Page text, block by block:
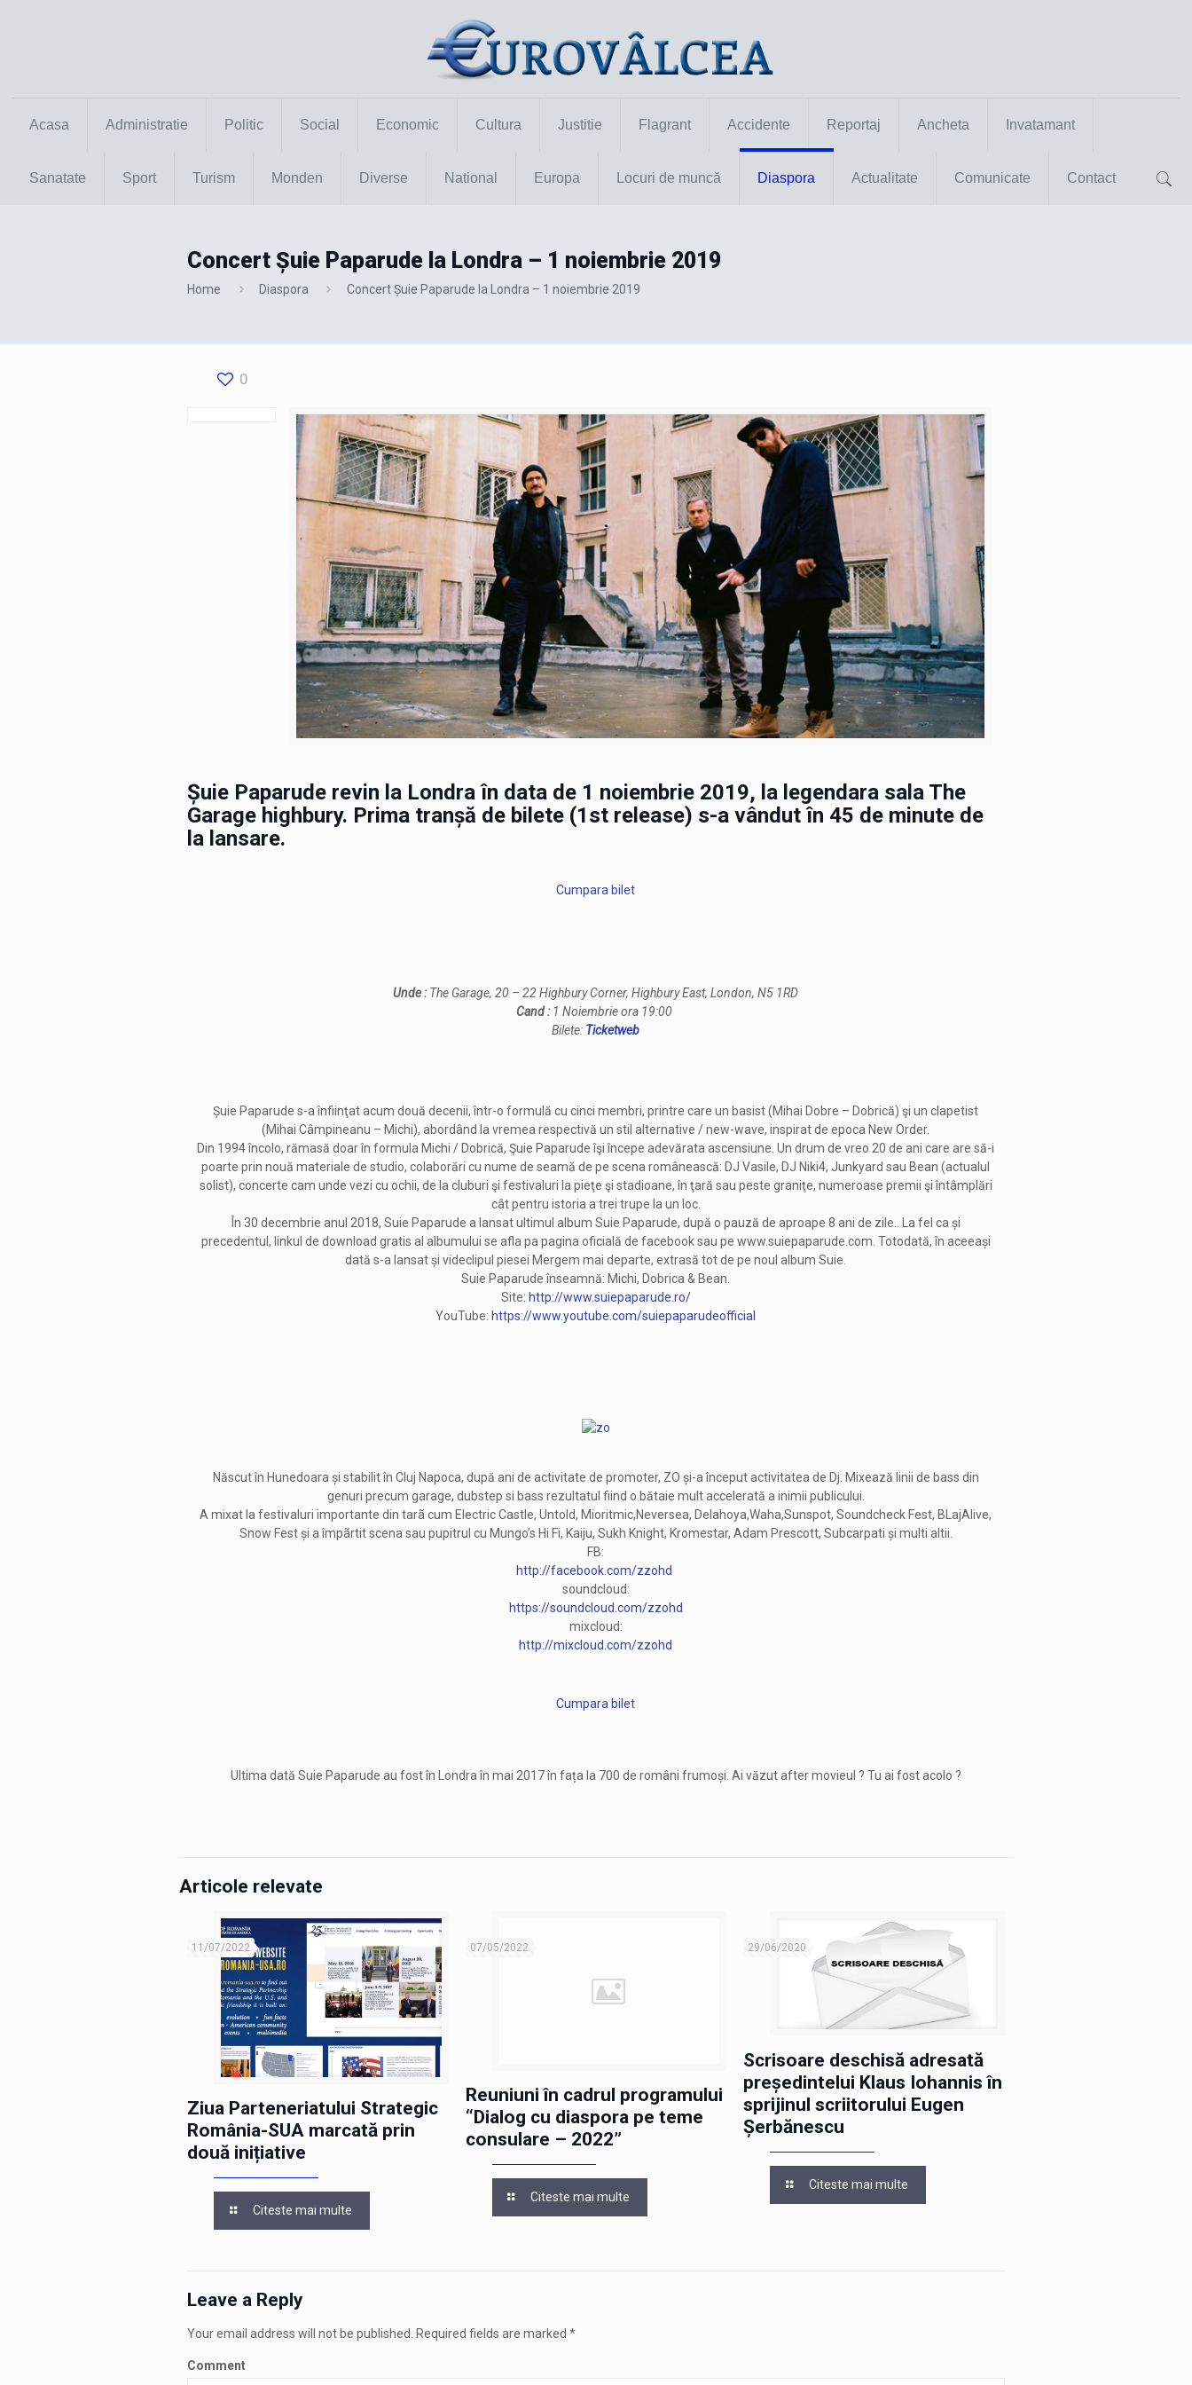
Acasa Administratie Politic Social Economic Cultura Justitie Flagrant Accidente Reportaj Ancheta Invatamant
Sanatate Sport Turism Monden Diverse National Europa Locuri de muncă Diaspora Actualitate Comunicate Contact
Concert Șuie Paparude la Londra – 1 noiembrie 2019
Home Diaspora Concert Șuie Paparude la Londra – 1 noiembrie 2019
0
Șuie Paparude revin la Londra în data de 1 noiembrie 2019, la legendara sala The
Garage highbury. Prima tranșă de bilete (1st release) s-a vândut în 45 de minute de
la lansare.
Cumpara bilet
Unde :The Garage, 20 – 22 Highbury Corner, Highbury East, London, N5 1RD
Cand :1 Noiembrie ora 19:00
Bilete: Ticketweb
Șuie Paparude s-a înfiinţat acum două decenii, într-o formulă cu cinci membri, printre care un basist (Mihai Dobre – Dobrică) şi un clapetist
(Mihai Câmpineanu – Michi), abordând la vremea respectivă un stil alternative / new-wave, inspirat de epoca New Order.
Din 1994 încolo, rămasă doar în formula Michi / Dobrică, Şuie Paparude îşi începe adevărata ascensiune. Un drum de vreo 20 de ani care are să-i
poarte prin nouă materiale de studio, colaborări cu nume de seamă de pe scena românească: DJ Vasile, DJ Niki4, Junkyard sau Bean (actualul
solist), concerte cam unde vezi cu ochii, de la cluburi şi festivaluri la pieţe şi stadioane, în ţară sau peste graniţe, numeroase premii şi întâmplări
cât pentru istoria a trei trupe la un loc.
În 30 decembrie anul 2018, Suie Paparude a lansat ultimul album Suie Paparude, după o pauză de aproape 8 ani de zile.. La fel ca și
precedentul, linkul de download gratis al albumului se afla pa pagina oficială de facebook sau pe www.suiepaparude.com. Totodată, în aceeași
dată s-a lansat și videclipul piesei Mergem mai departe, extrasă tot de pe noul album Suie.
Suie Paparude înseamnă: Michi, Dobrica & Bean.
Site: http://www.suiepaparude.ro/
YouTube: https://www.youtube.com/suiepaparudeofficial
Născut în Hunedoara și stabilit în Cluj Napoca, după ani de activitate de promoter, ZO și-a început activitatea de Dj. Mixează linii de bass din
genuri precum garage, dubstep si bass rezultatul fiind o bătaie mult accelerată a inimii publicului.
A mixat la festivaluri importante din tarã cum Electric Castle, Untold, Mioritmic,Neversea, Delahoya,Waha,Sunspot, Soundcheck Fest, BLajAlive,
Snow Fest și a împãrtit scena sau pupitrul cu Mungo’s Hi Fi, Kaiju, Sukh Knight, Kromestar, Adam Prescott, Subcarpati și multi altii.
FB:
http://facebook.com/zzohd
soundcloud:
https://soundcloud.com/zzohd
mixcloud:
http://mixcloud.com/zzohd
Cumpara bilet
Ultima dată Suie Paparude au fost în Londra în mai 2017 în fața la 700 de români frumoși. Ai văzut after movieul ? Tu ai fost acolo ?
Articole relevate
11/07/2022
Ziua Parteneriatului Strategic
România-SUA marcată prin
două inițiative
Citeste mai multe
07/05/2022
Reuniuni în cadrul programului
“Dialog cu diaspora pe teme
consulare – 2022”
Citeste mai multe
29/06/2020
Scrisoare deschisă adresată
președintelui Klaus Iohannis în
sprijinul scriitorului Eugen
Șerbănescu
Citeste mai multe
Leave a Reply
Your email address will not be published. Required fields are marked*
Comment